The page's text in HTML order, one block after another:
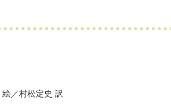
絵／村松定史 訳